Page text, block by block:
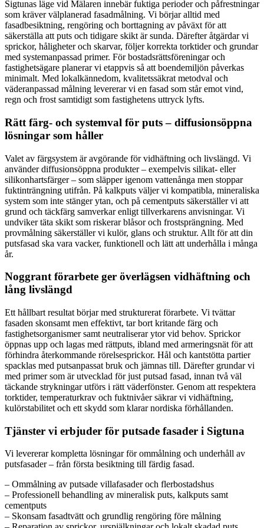
Sigtunas läge vid Mälaren innebär fuktiga perioder och påfrestningar
som kräver välplanerad fasadmålning. Vi börjar alltid med
fasadbesiktning, rengöring och borttagning av påväxt för att
säkerställa att puts och tidigare skikt är sunda. Därefter åtgärdar vi
sprickor, håligheter och skarvar, följer korrekta torktider och grundar
med systemanpassad primer. För bostadsrättsföreningar och
fastighetsägare planerar vi etappvis så att boendemiljön påverkas
minimalt. Med lokalkännedom, kvalitetssäkrat metodval och
väderanpassad målning levererar vi en fasad som står emot vind,
regn och frost samtidigt som fastighetens uttryck lyfts.
Rätt färg- och systemval för puts – diffusionsöppna
lösningar som håller
Valet av färgsystem är avgörande för vidhäftning och livslängd. Vi
använder diffusionsöppna produkter – exempelvis silikat- eller
silikonhartsfärger – som släpper igenom vattenånga men stoppar
fuktinträngning utifrån. På kalkputs väljer vi kompatibla, mineraliska
system som inte stänger ytan, och på cementputs säkerställer vi att
grund och täckfärg samverkar enligt tillverkarens anvisningar. Vi
undviker täta skikt som riskerar blåsor och frostsprängning. Med
provmålning säkerställer vi kulör, glans och struktur. Allt för att din
putsfasad ska vara vacker, funktionell och lätt att underhålla i många
år.
Noggrant förarbete ger överlägsen vidhäftning och
lång livslängd
Ett hållbart resultat börjar med strukturerat förarbete. Vi tvättar
fasaden skonsamt men effektivt, tar bort kritande färg och
fastighetsorganismer samt neutraliserar ytor vid behov. Sprickor
öppnas upp och lagas med rättputs, ibland med armeringsnät för att
förhindra återkommande rörelsesprickor. Hål och kantstötta partier
spacklas med putsanpassat bruk och jämnas till. Därefter grundar vi
med primer som är utvecklad för just putsad fasad, innan två väl
täckande strykningar utförs i rätt väderfönster. Genom att respektera
torktider, temperaturkrav och fuktnivåer säkrar vi vidhäftning,
kulörstabilitet och ett skydd som klarar nordiska förhållanden.
Tjänster vi erbjuder för putsade fasader i Sigtuna
Vi levererar kompletta lösningar för ommålning och underhåll av
putsfasader – från första besiktning till färdig fasad.
– Ommålning av putsade villafasader och flerbostadshus
– Professionell behandling av mineralisk puts, kalkputs samt
cementputs
– Skonsam fasadtvätt och grundlig rengöring före målning